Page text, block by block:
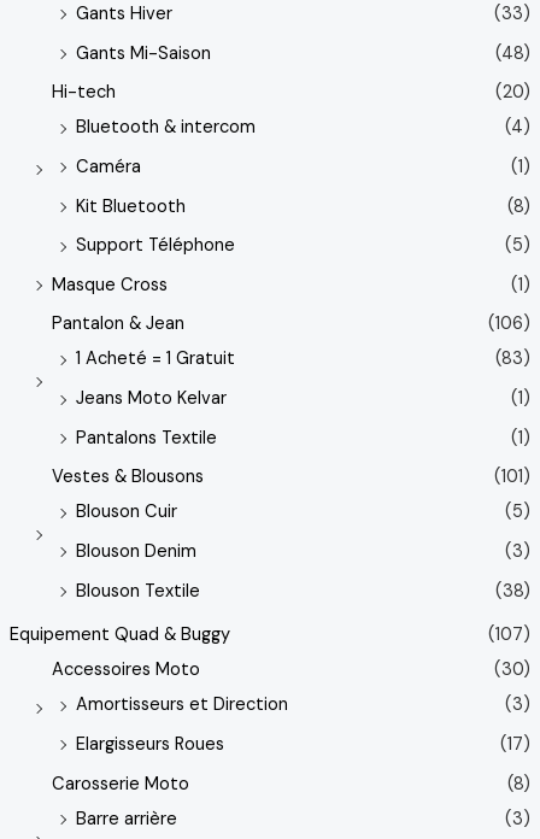
Gants Hiver
(33)
Gants Mi-Saison
(48)
Hi-tech
(20)
Bluetooth & intercom
(4)
Caméra
(1)
Kit Bluetooth
(8)
Support Téléphone
(5)
Masque Cross
(1)
Pantalon & Jean
(106)
1 Acheté = 1 Gratuit
(83)
Jeans Moto Kelvar
(1)
Pantalons Textile
(1)
Vestes & Blousons
(101)
Blouson Cuir
(5)
Blouson Denim
(3)
Blouson Textile
(38)
Equipement Quad & Buggy
(107)
Accessoires Moto
(30)
Amortisseurs et Direction
(3)
Elargisseurs Roues
(17)
Carosserie Moto
(8)
Barre arrière
(3)